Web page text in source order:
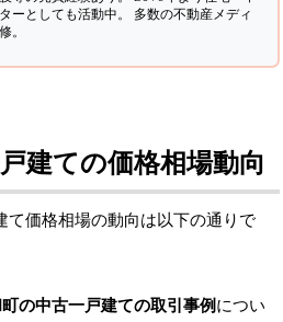
ーとしても活動中。 多数の不動産メディ
。
建ての価格相場動向
て価格相場の動向は以下の通りで
の中古一戸建ての取引事例につい